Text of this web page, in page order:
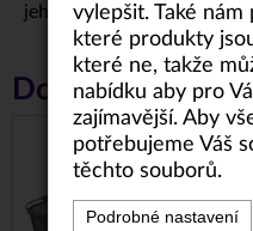
jeho základní výbavu.
Doporučené
vylepšit. Také nám
které produkty
které ne, takže
nabídku aby pro
zajímavější. Aby
potřebujeme Váš
těchto souborů.
Podrobné nastavení